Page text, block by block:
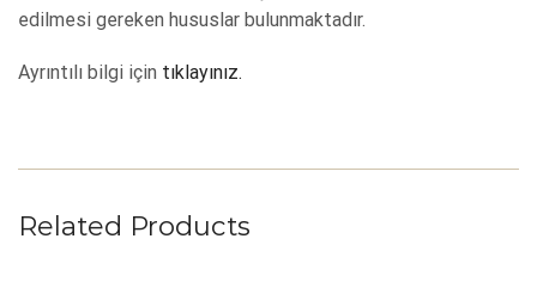
edilmesi gereken hususlar bulunmaktadır.
Ayrıntılı bilgi için tıklayınız.
Related Products